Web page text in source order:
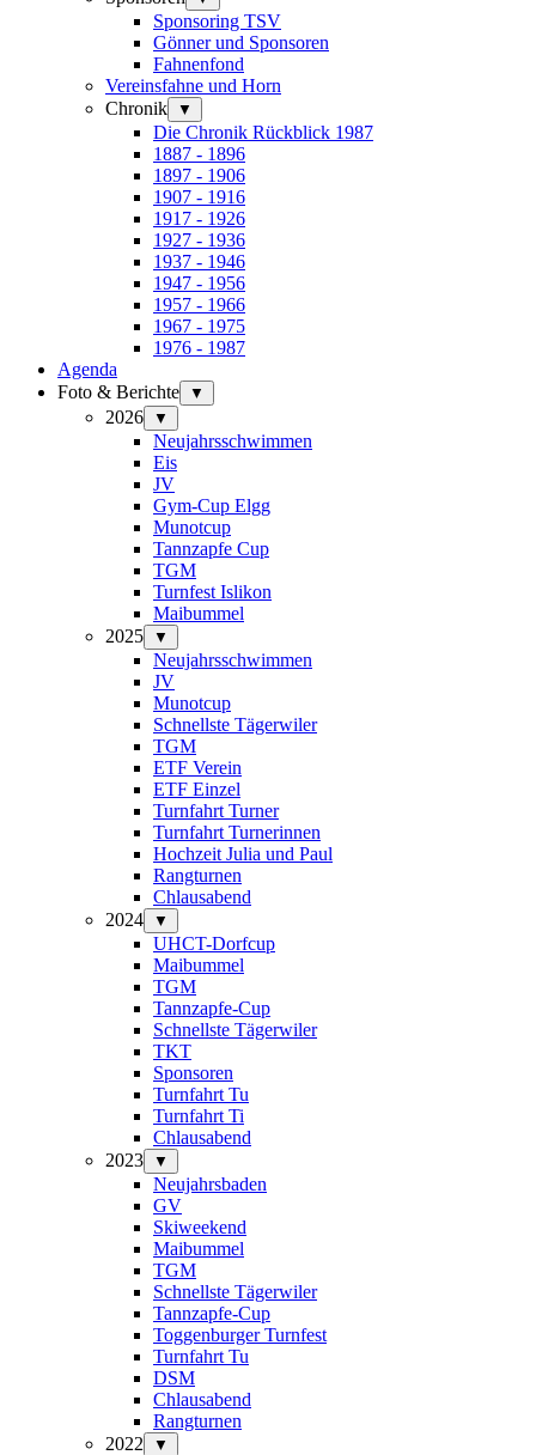
Sponsoring TSV
Gönner und Sponsoren
Fahnenfond
Vereinsfahne und Horn
Chronik
▼
Die Chronik Rückblick 1987
1887 - 1896
1897 - 1906
1907 - 1916
1917 - 1926
1927 - 1936
1937 - 1946
1947 - 1956
1957 - 1966
1967 - 1975
1976 - 1987
Agenda
Foto & Berichte
▼
2026 ▼
Neujahrsschwimmen
Eis
JV
Gym-Cup Elgg
Munotcup
Tannzapfe Cup
TGM
Turnfest Islikon
Maibummel
2025
▼
Neujahrsschwimmen
JV
Munotcup
Schnellste Tägerwiler
TGM
ETF Verein
ETF Einzel
Turnfahrt Turner
Turnfahrt Turnerinnen
Hochzeit Julia und Paul
Rangturnen
Chlausabend
2024
▼
UHCT-Dorfcup
Maibummel
TGM
Tannzapfe-Cup
Schnellste Tägerwiler
TKT
Sponsoren
Turnfahrt Tu
Turnfahrt Ti
Chlausabend
2023
▼
Neujahrsbaden
GV
Skiweekend
Maibummel
TGM
Schnellste Tägerwiler
Tannzapfe-Cup
Toggenburger Turnfest
Turnfahrt Tu
DSM
Chlausabend
Rangturnen
2022
▼